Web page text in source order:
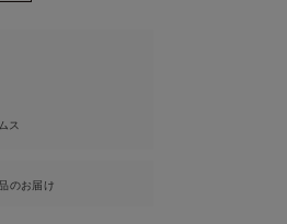
ス
のお届け